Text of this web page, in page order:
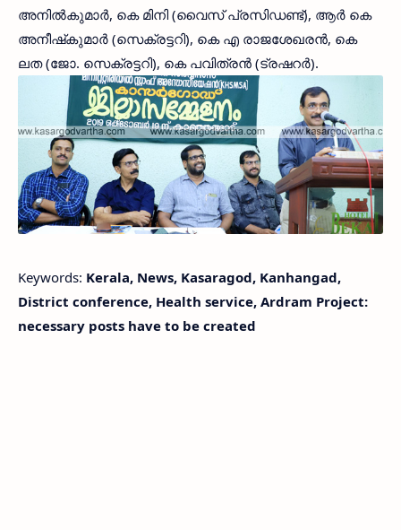
അനില്‍കുമാര്‍, കെ മിനി (വൈസ് പ്രസിഡണ്ട്), ആര്‍ കെ
അനീഷ്‌കുമാര്‍ (സെക്രട്ടറി), കെ എ രാജശേഖരന്‍, കെ
ലത (ജോ. സെക്രട്ടറി), കെ പവിത്രന്‍ (ട്രഷറര്‍).
Keywords: Kerala, News, Kasaragod, Kanhangad,
District conference, Health service, Ardram Project:
necessary posts have to be created